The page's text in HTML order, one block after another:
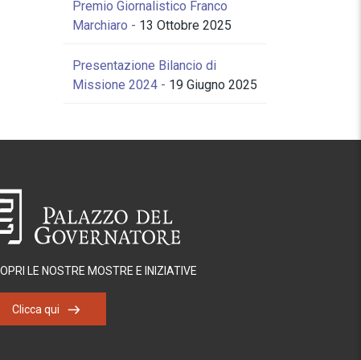
Premio Giornalistico Franco
Marchiaro - 13 Ottobre 2025
Presentazione Bilancio di
Missione 2024 - 19 Giugno 2025
LE NOSTRE MOSTRE E INIZIATIVE
Clicca qui